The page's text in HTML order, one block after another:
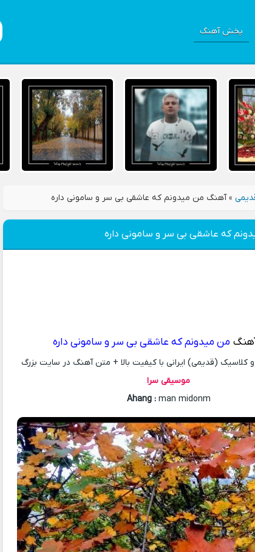
پخش آهنگ
»آهنگ من میدونم که عاشقی بی سر و سامونی داره
که عاشقی بی سر و سامونی داره
من میدونم که عاشقی بی سر و سامونی داره
(قدیمی) ایرانی با کیفیت بالا + متن آهنگ در سایت بزرگ
موسیقی سرا
Ahang :man midonm